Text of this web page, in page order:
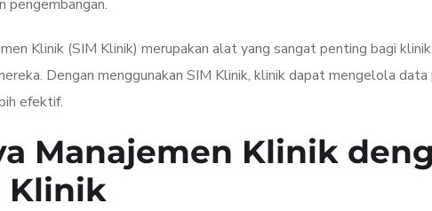
pengembangan.
Klinik (SIM Klinik) merupakan alat yang sangat penting bagi
Dengan menggunakan SIM Klinik, klinik dapat mengelola data
efektif.
Manajemen Klinik
Klinik